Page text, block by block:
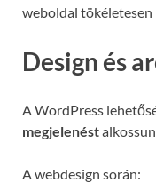
weboldal tökéletesen
Design és
A WordPress
megjelenést
A webdesign során: